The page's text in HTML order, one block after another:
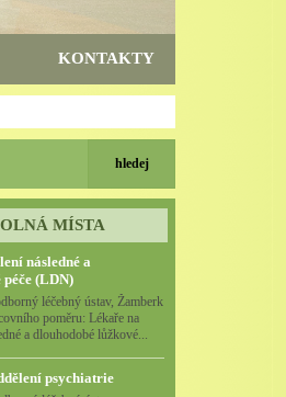
KONTAKTY
MÍSTA
následné a
(LDN)
léčebný ústav, Žamberk
poměru: Lékaře na
a dlouhodobé lůžkové...
psychiatrie